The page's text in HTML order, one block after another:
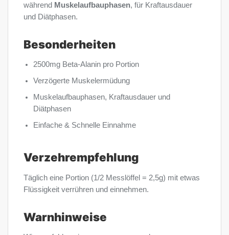
während Muskelaufbauphasen, für Kraftausdauer
und Diätphasen.
Besonderheiten
2500mg Beta-Alanin pro Portion
Verzögerte Muskelermüdung
Muskelaufbauphasen, Kraftausdauer und
Diätphasen
Einfache & Schnelle Einnahme
Verzehrempfehlung
Täglich eine Portion (1/2 Messlöffel = 2,5g) mit etwas
Flüssigkeit verrühren und einnehmen.
Warnhinweise